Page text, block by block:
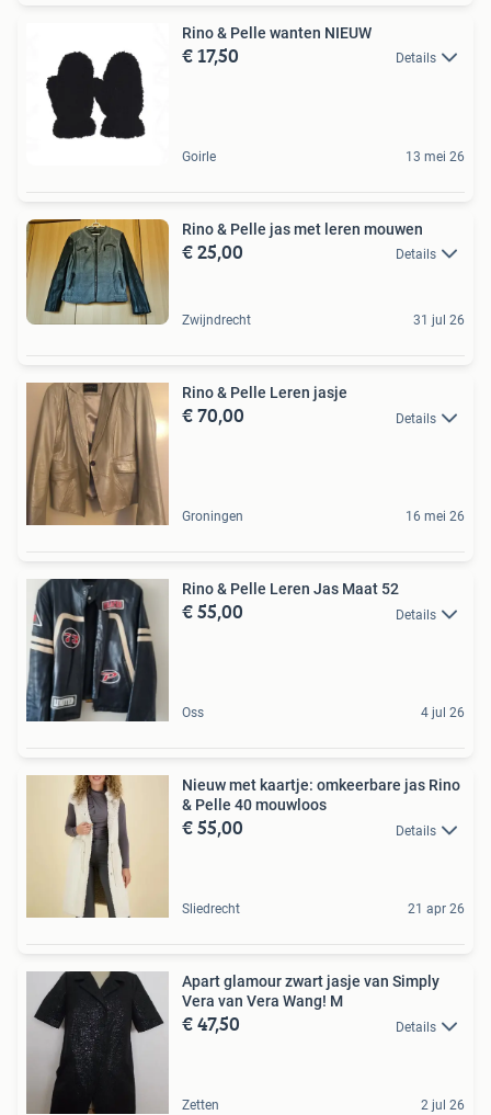
Rino & Pelle wanten NIEUW
€ 17,50 Details
Goirle 13 mei 26
Rino & Pelle jas met leren mouwen
€ 25,00 Details
Zwijndrecht 31 jul 26
Rino & Pelle Leren jasje
€ 70,00 Details
Groningen 16 mei 26
Rino & Pelle Leren Jas Maat 52
€ 55,00 Details
Oss 4 jul 26
Nieuw met kaartje: omkeerbare jas Rino
& Pelle 40 mouwloos
€ 55,00 Details
Sliedrecht 21 apr 26
Apart glamour zwart jasje van Simply
Vera van Vera Wang! M
€ 47,50 Details
Zetten 2 jul 26